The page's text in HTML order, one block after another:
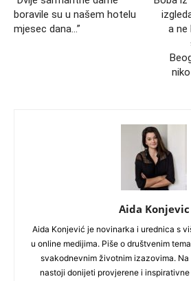
boravile su u našem hotelu
mjesec dana…”
a ne
Aida Konjevic
Aida Konjević je novinarka i urednica s
u online medijima. Piše o društvenim
svakodnevnim životnim izazovima. Na
nastoji donijeti provjerene i